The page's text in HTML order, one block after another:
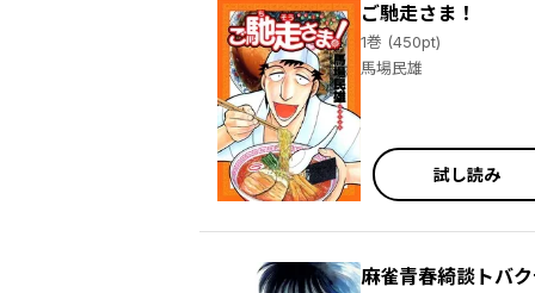
ご馳走さま！
1巻 (450pt)
馬場民雄
試し読み
麻雀青春綺談トバ